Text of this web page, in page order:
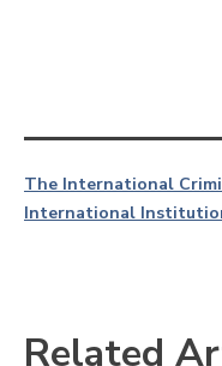
The International
International
Related